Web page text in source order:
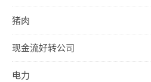
猪肉
现金流好转公司
电力